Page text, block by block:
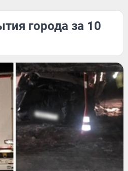
города за 10